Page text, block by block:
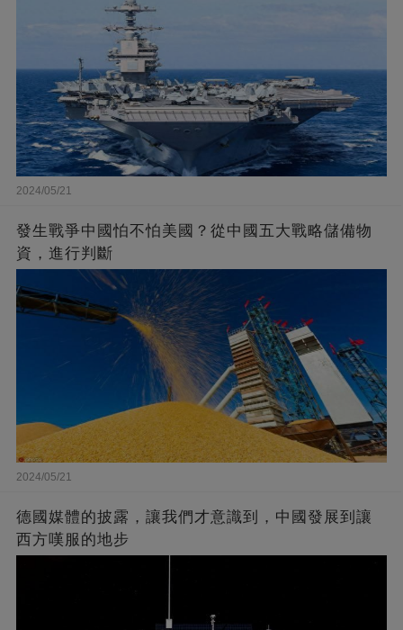
2024/05/21
發生戰爭中國怕不怕美國？從中國五大戰略儲備物
資，進行判斷
2024/05/21
德國媒體的披露，讓我們才意識到，中國發展到讓
西方嘆服的地步